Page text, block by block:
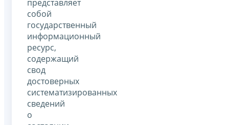
представляет
собой
государственный
информационный
ресурс,
содержащий
свод
достоверных
систематизированных
сведений
о